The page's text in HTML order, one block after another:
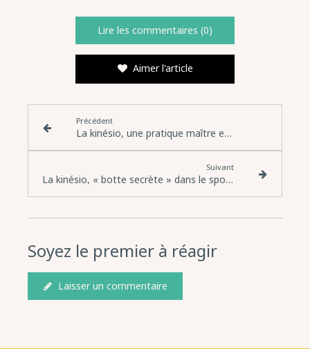
Lire les commentaires (0)
Aimer l'article
Précédent
La kinésio, une pratique maître en gestion du stress
Suivant
La kinésio, « botte secrète » dans le sport de haut niveau ?
Soyez le premier à réagir
Laisser un commentaire